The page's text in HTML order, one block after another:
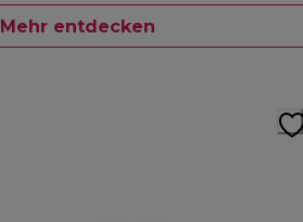
Mehr entdecken